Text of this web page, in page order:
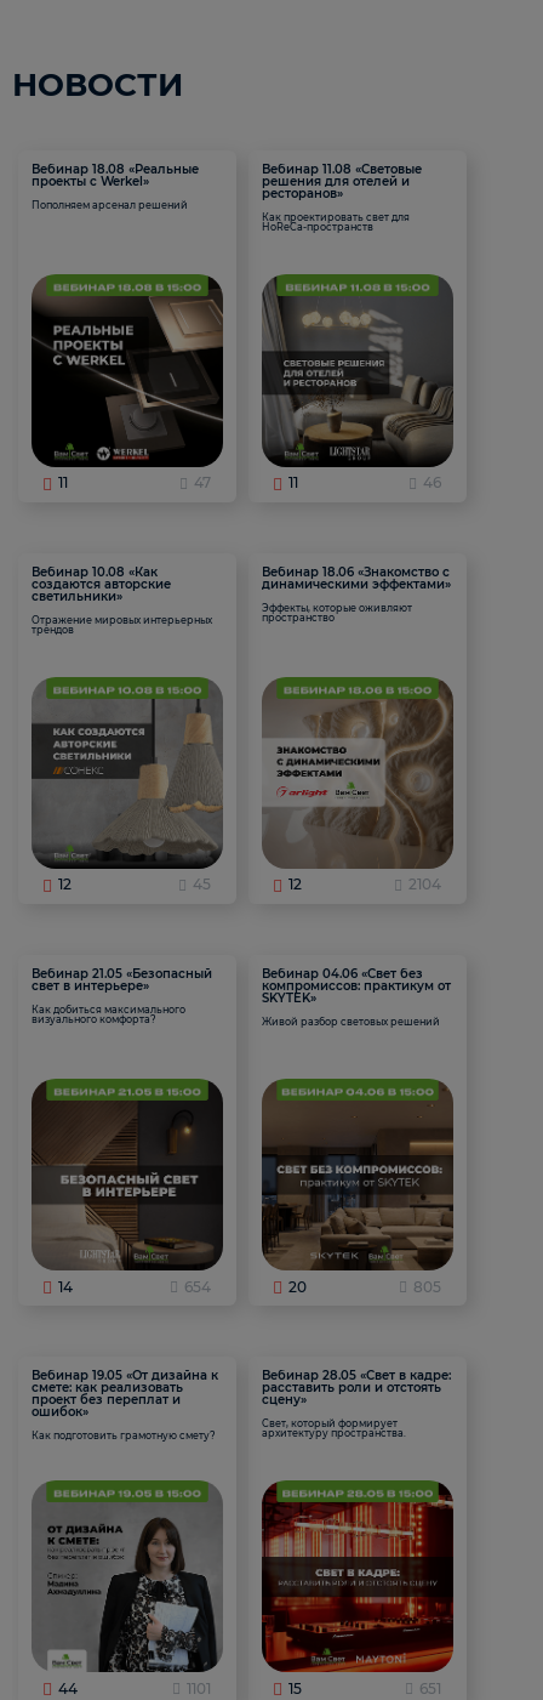
НОВОСТИ
Вебинар 18.08 «Реальные
проекты с Werkel»
Пополняем арсенал решений
11 47
Вебинар 11.08 «Световые
решения для отелей и
ресторанов»
Как проектировать свет для
HoReCa-пространств
11 46
Вебинар 10.08 «Как
создаются авторские
светильники»
Отражение мировых интерьерных
трендов
12 45
Вебинар 18.06 «Знакомство с
динамическими эффектами»
Эффекты, которые оживляют
пространство
12 2104
Вебинар 21.05 «Безопасный
свет в интерьере»
Как добиться максимального
визуального комфорта?
14 654
Вебинар 04.06 «Свет без
компромиссов: практикум от
SKYTEK»
Живой разбор световых решений
20 805
Вебинар 19.05 «От дизайна к
смете: как реализовать
проект без переплат и
ошибок»
Как подготовить грамотную смету?
44 1101
Вебинар 28.05 «Свет в кадре:
расставить роли и отстоять
сцену»
Свет, который формирует
архитектуру пространства.
15 651